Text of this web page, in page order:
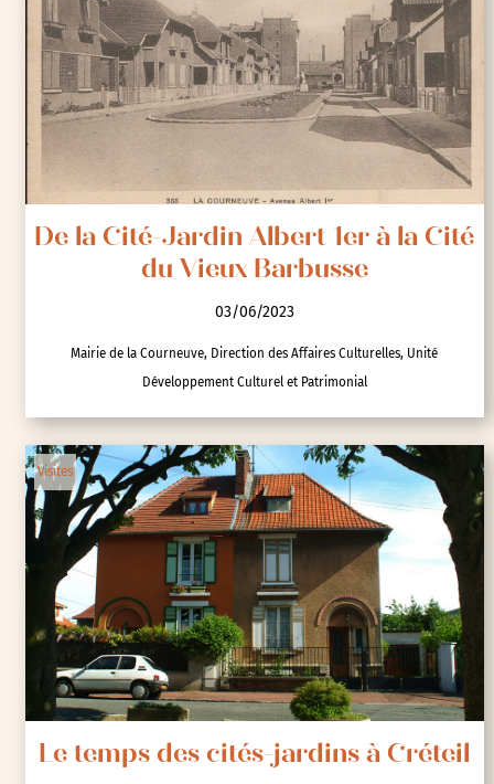
De la Cité-Jardin Albert 1er à la Cité
du Vieux Barbusse
03/06/2023
Mairie de la Courneuve, Direction des Affaires Culturelles, Unité
Développement Culturel et Patrimonial
Visites
Le temps des cités-jardins à Créteil